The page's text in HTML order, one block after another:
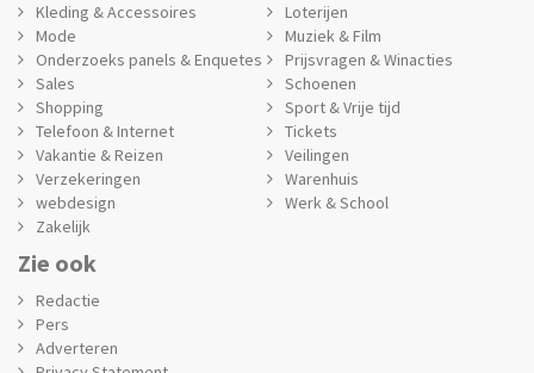
Kleding & Accessoires
Loterijen
Mode
Muziek & Film
Onderzoeks panels & Enquetes
Prijsvragen & Winacties
Sales
Schoenen
Shopping
Sport & Vrije tijd
Telefoon & Internet
Tickets
Vakantie & Reizen
Veilingen
Verzekeringen
Warenhuis
webdesign
Werk & School
Zakelijk
Zie ook
Redactie
Pers
Adverteren